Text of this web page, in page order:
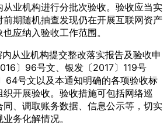
业机构进行分批次验收。验收应当实
期随机抽查发现仍在开展互联网资产
应纳入验收工作范围。
从业机构提交整改落实报告及验收申
〕96号文、银发〔2017〕119号
64号文以及本通知明确的各项验收标
开展验收。验收措施可包括网络巡
、调取账务数据、信息公示等，切实
务化解情况。